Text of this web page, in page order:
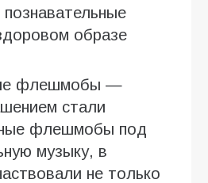
познавательные
образе
флешмобы —
стали
флешмобы под
музыку, в
не только